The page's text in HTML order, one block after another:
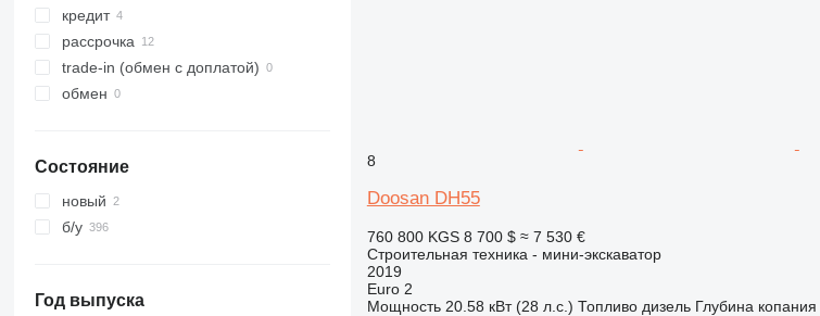
325
326
329
330
345
349
350
390
CT
JS
JZ
NXT
VMT
Vibromax
кредит
рассрочка
trade-in (обмен с доплатой)
обмен
Состояние
новый
б/у
Год выпуска
8
Doosan DH55
760 800 KGS 8 700 $ ≈ 7 530 €
Строительная техника - мини-экскаватор
2019
Euro 2
Мощность 20.58 кВт (28 л.с.) Топливо дизель Глубина копания